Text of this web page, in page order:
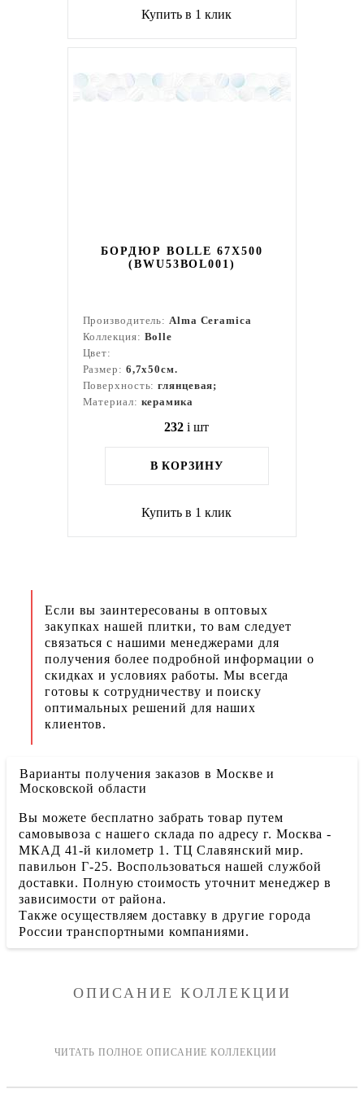
Купить в 1 клик
БОРДЮР BOLLE 67X500
(BWU53BOL001)
Производитель:Alma Ceramica
Коллекция: Bolle
Цвет:
Размер: 6,7x50см.
Поверхность:глянцевая;
Материал: керамика
232 i шт
В КОРЗИНУ
Купить в 1 клик
Если вы заинтересованы в оптовых
закупках нашей плитки, то вам следует
связаться с нашими менеджерами для
получения более подробной информации о
скидках и условиях работы. Мы всегда
готовы к сотрудничеству и поиску
оптимальных решений для наших
клиентов.
Варианты получения заказов в Москве и
Московской области
Вы можете бесплатно забрать товар путем
самовывоза с нашего склада по адресу г. Москва -
МКАД 41-й километр 1. ТЦ Славянский мир.
павильон Г-25. Воспользоваться нашей службой
доставки. Полную стоимость уточнит менеджер в
зависимости от района.
Также осуществляем доставку в другие города
России транспортными компаниями.
ОПИСАНИЕ КОЛЛЕКЦИИ